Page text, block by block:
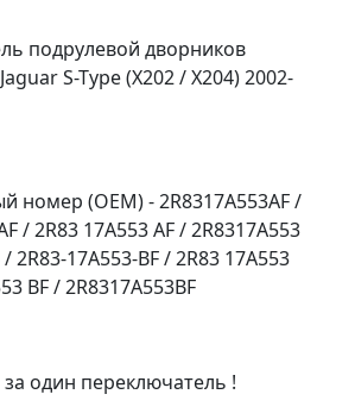
подрулевой дворников
S-Type (X202 / X204) 2002-
номер (OEM) - 2R8317A553AF /
/ 2R83 17A553 AF / 2R8317A553
2R83-17A553-BF / 2R83 17A553
BF / 2R8317A553BF
один переключатель !